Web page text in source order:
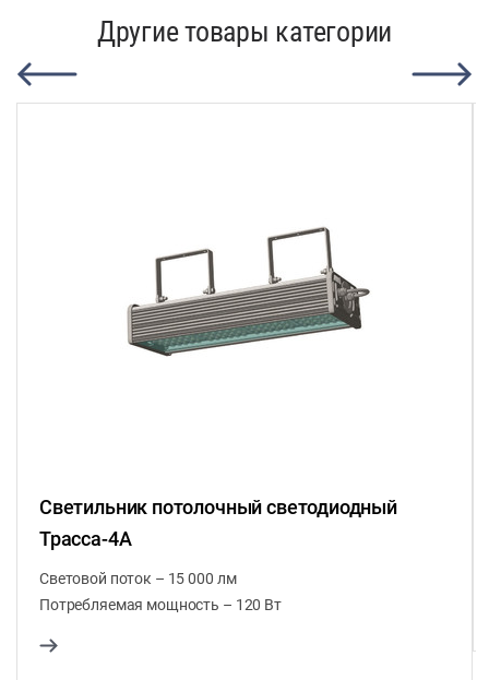
Другие товары категории
Светильник потолочный светодиодный
Трасса-4А
Световой поток – 15 000 лм
Потребляемая мощность – 120 Вт